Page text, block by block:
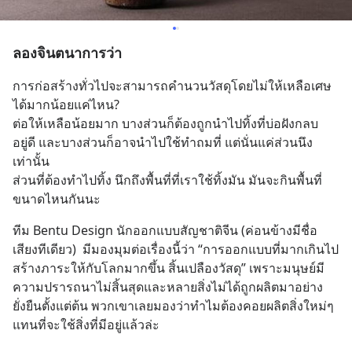
ลองจินตนาการว่า
การก่อสร้างทั่วไปจะสามารถคำนวนวัสดุโดยไม่ให้เหลือเศษ
ได้มากน้อยแค่ไหน?
ต่อให้เหลือน้อยมาก บางส่วนก็ต้องถูกนำไปทิ้งที่บ่อฝังกลบ
อยู่ดี และบางส่วนก็อาจนำไปใช้ทำถมที่ แต่นั่นแค่ส่วนนึง
เท่านั้น
ส่วนที่ต้องทำไปทิ้ง นึกถึงพื้นที่ที่เราใช้ทิ้งมัน มันจะกินพื้นที่
ขนาดไหนกันนะ
ทีม Bentu Design นักออกแบบสัญชาติจีน (ค่อนข้างมีชื่อ
เสียงทีเดียว)  มีมองมุมต่อเรื่องนี้ว่า “การออกแบบที่มากเกินไป
สร้างภาระให้กับโลกมากขึ้น สิ้นเปลืองวัสดุ” เพราะมนุษย์มี
ความปรารถนาไม่สิ้นสุดและหลายสิ่งไม่ได้ถูกผลิตมาอย่าง
ยั่งยืนตั้งแต่ต้น พวกเขาเลยมองว่าทำไมต้องคอยผลิตสิ่งใหม่ๆ
แทนที่จะใช้สิ่งที่มีอยู่แล้วล่ะ